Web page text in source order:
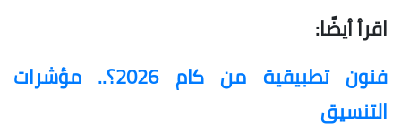
اقرأ أيضًا:
فنون تطبيقية من كام 2026؟.. مؤشرات
التنسيق